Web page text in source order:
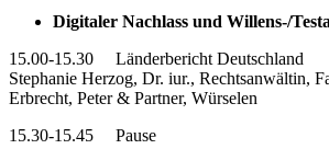
Digitaler Nachlass und Willens-/
15.00-15.30 Länderbericht Deutschland
Stephanie Herzog, Dr. iur., Rechtsanwältin,
Erbrecht, Peter & Partner, Würselen
15.30-15.45 Pause